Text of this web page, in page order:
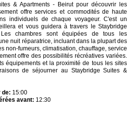
& Apartments - Beirut pour découvrir les
offre services et commodités de haute
individuels de chaque voyageur. C'est un
et vous guidera à travers le Staybridge
chambres sont équipées de tous les
nuit réparatrice, incluant dans la plupart des
non-fumeurs, climatisation, chauffage, service
offre des possibilités récréatives variées.
équipements et la proximité de tous les sites
de séjourner au Staybridge Suites &
de: 15:00
avant: 12:30